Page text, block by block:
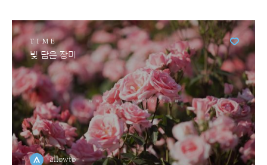
TIME
빛 담은 장미
allowto